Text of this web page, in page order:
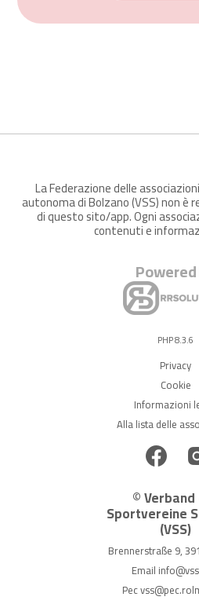
La Federazione delle
autonoma di Bolzano (VSS) non è
di questo sito/app. Ogni
contenuti e
PHP 8.3.6
Privacy
Cookie
Informazioni
Alla lista delle
©
Sportvereine
(VSS)
Brennerstraße 9,
Email
Pec